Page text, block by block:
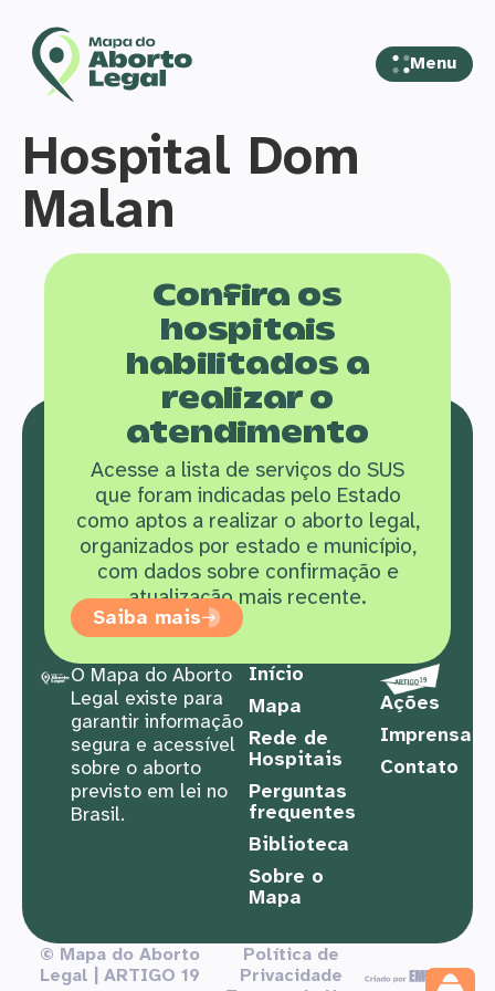
Menu
Hospital Dom
Malan
Confira os
hospitais
habilitados a
realizar o
atendimento
Acesse a lista de serviços do SUS
que foram indicadas pelo Estado
como aptos a realizar o aborto legal,
organizados por estado e município,
com dados sobre confirmação e
atualização mais recente.
Saiba mais
O Mapa do Aborto
Legal existe para
garantir informação
segura e acessível
sobre o aborto
previsto em lei no
Brasil.
Início
Mapa
Rede de
Hospitais
Perguntas
frequentes
Biblioteca
Sobre o
Mapa
Ações
Imprensa
Contato
© Mapa do Aborto
Legal | ARTIGO 19
Política de
Privacidade